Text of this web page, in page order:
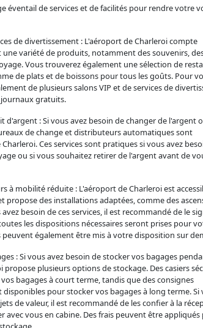
éventail de services et de facilités pour rendre votre
de divertissement : L'aéroport de Charleroi compte
variété de produits, notamment des souvenirs,
Vous trouverez également une sélection de
de plats et de boissons pour tous les goûts. Pour
de plusieurs salons VIP et de services de
gratuits.
d'argent : Si vous avez besoin de changer de l'argent
de change et distributeurs automatiques sont
Ces services sont pratiques si vous avez
ou si vous souhaitez retirer de l'argent avant de
à mobilité réduite : L'aéroport de Charleroi est
propose des installations adaptées, comme des
besoin de ces services, il est recommandé de le
les dispositions nécessaires seront prises pour
également être mis à votre disposition sur
: Si vous avez besoin de stocker vos bagages
plusieurs options de stockage. Des casiers
bagages à court terme, tandis que des consignes
pour stocker vos bagages à long terme. Si
de valeur, il est recommandé de les confier à la
avec vous en cabine. Des frais peuvent être appliqués